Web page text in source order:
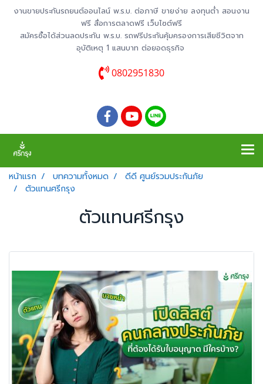
งานขายประกันรถยนต์ออนไลน์ พ.ร.บ. ต่อภาษี ขายง่าย ลงทุนต่ำ สอนงาน
ฟรี สื่อการตลาดฟรี เว็บไซต์ฟรี
สมัครซื้อได้ส่วนลดประกัน พ.ร.บ. รถฟรีประกันคุ้มครองการเสียชีวิตจาก
อุบัติเหตุ 1 แสนบาท ต่อยอดธุรกิจ
0802951830
หน้าแรก บทความทั้งหมด
ดีดี ศูนย์รวมประกันภัย
ตัวแทนศรีกรุง
ตัวแทนศรีกรุง